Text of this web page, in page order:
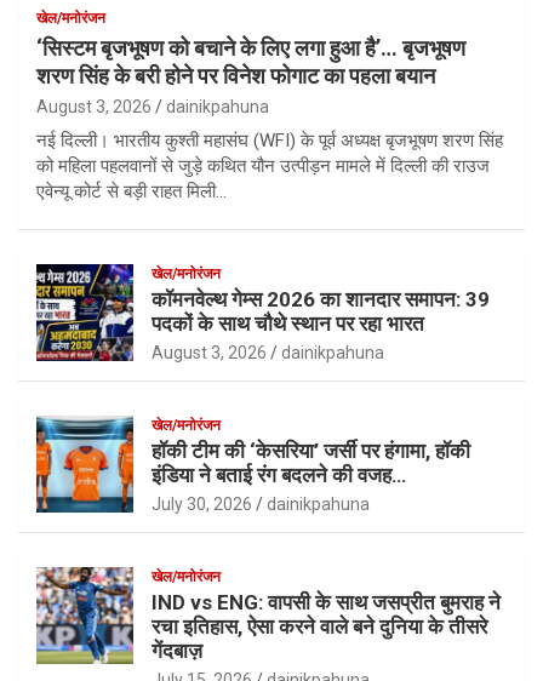
खेल/मनोरंजन
‘सिस्टम बृजभूषण को बचाने के लिए लगा हुआ है’… बृजभूषण
शरण सिंह के बरी होने पर विनेश फोगाट का पहला बयान
August 3, 2026 dainikpahuna
नई दिल्ली। भारतीय कुश्ती महासंघ (WFI) के पूर्व अध्यक्ष बृजभूषण शरण सिंह
को महिला पहलवानों से जुड़े कथित यौन उत्पीड़न मामले में दिल्ली की राउज
एवेन्यू कोर्ट से बड़ी राहत मिली…
खेल/मनोरंजन
कॉमनवेल्थ गेम्स 2026 का शानदार समापन: 39
पदकों के साथ चौथे स्थान पर रहा भारत
August 3, 2026 dainikpahuna
खेल/मनोरंजन
हॉकी टीम की ‘केसरिया’ जर्सी पर हंगामा, हॉकी
इंडिया ने बताई रंग बदलने की वजह…
July 30, 2026 dainikpahuna
खेल/मनोरंजन
IND vs ENG: वापसी के साथ जसप्रीत बुमराह ने
रचा इतिहास, ऐसा करने वाले बने दुनिया के तीसरे
गेंदबाज़